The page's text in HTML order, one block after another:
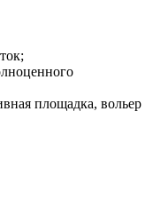
площадка, вольер